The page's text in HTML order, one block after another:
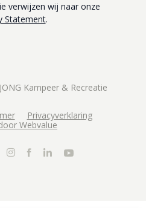
verwijzen wij naar onze
Statement.
Kampeer & Recreatie
Privacyverklaring
Webvalue